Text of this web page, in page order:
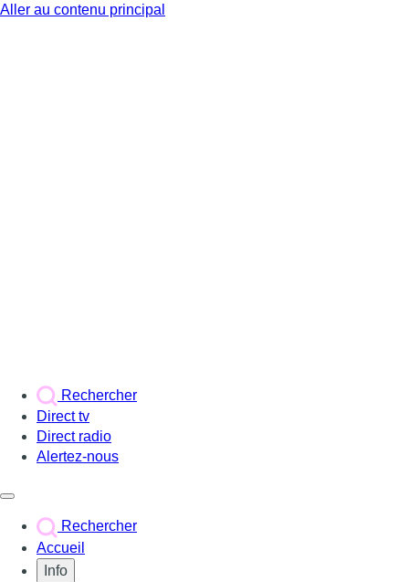
Aller au contenu principal
Rechercher
Direct tv
Direct radio
Alertez-nous
Rechercher
Accueil
Info